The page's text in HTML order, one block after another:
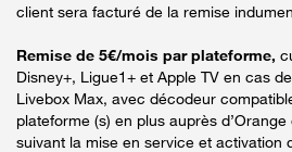
client sera facturé de la remise
Remise de 5€/mois par plateforme,
Disney+, Ligue1+ et Apple TV en cas
Livebox Max, avec décodeur
plateforme (s) en plus auprès
suivant la mise en service et activation